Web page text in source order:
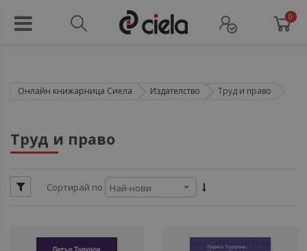
0
Онлайн книжарница Сиела Издателство Труд и право
Труд и право
Сортирай по